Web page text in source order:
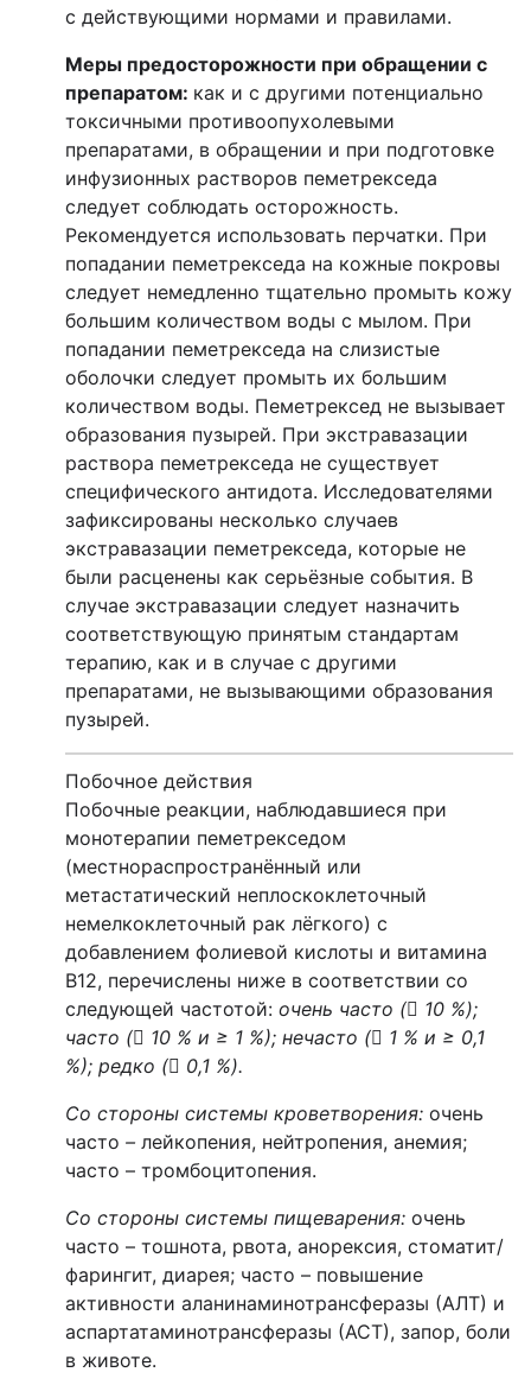
с действующими нормами и правилами.
Меры предосторожности при обращении с
препаратом: как и с другими потенциально
токсичными противоопухолевыми
препаратами, в обращении и при подготовке
инфузионных растворов пеметрекседа
следует соблюдать осторожность.
Рекомендуется использовать перчатки. При
попадании пеметрекседа на кожные покровы
следует немедленно тщательно промыть кожу
большим количеством воды с мылом. При
попадании пеметрекседа на слизистые
оболочки следует промыть их большим
количеством воды. Пеметрексед не вызывает
образования пузырей. При экстравазации
раствора пеметрекседа не существует
специфического антидота. Исследователями
зафиксированы несколько случаев
экстравазации пеметрекседа, которые не
были расценены как серьёзные события. В
случае экстравазации следует назначить
соответствующую принятым стандартам
терапию, как и в случае с другими
препаратами, не вызывающими образования
пузырей.
Побочное действия
Побочные реакции, наблюдавшиеся при
монотерапии пеметрекседом
(местнораспространённый или
метастатический неплоскоклеточный
немелкоклеточный рак лёгкого) с
добавлением фолиевой кислоты и витамина
В12, перечислены ниже в соответствии со
следующей частотой: очень часто ( 10 %);
часто ( 10 % и ≥ 1 %); нечасто ( 1 % и ≥ 0,1
%); редко ( 0,1 %).
Со стороны системы кроветворения: очень
часто – лейкопения, нейтропения, анемия;
часто – тромбоцитопения.
Со стороны системы пищеварения: очень
часто – тошнота, рвота, анорексия, стоматит/
фарингит, диарея; часто – повышение
активности аланинаминотрансферазы (АЛТ) и
аспартатаминотрансферазы (АСТ), запор, боли
в животе.